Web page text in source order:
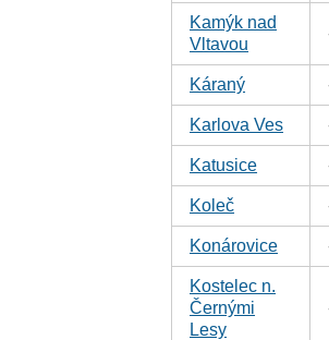
Kamýk nad
Vltavou
Káraný
Karlova Ves
Katusice
Koleč
Konárovice
Kostelec n.
Černými
Lesy